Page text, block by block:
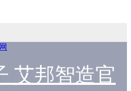
艾邦智造官